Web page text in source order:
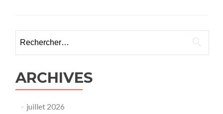
ARCHIVES
juillet 2026